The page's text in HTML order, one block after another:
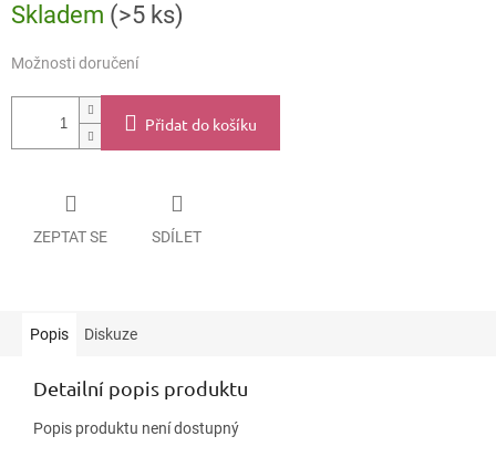
cena:
Skladem (>5 ks)
Možnosti doručení
Přidat do košíku
ZEPTAT SE SDÍLET
Popis Diskuze
Detailní popis produktu
Popis produktu není dostupný